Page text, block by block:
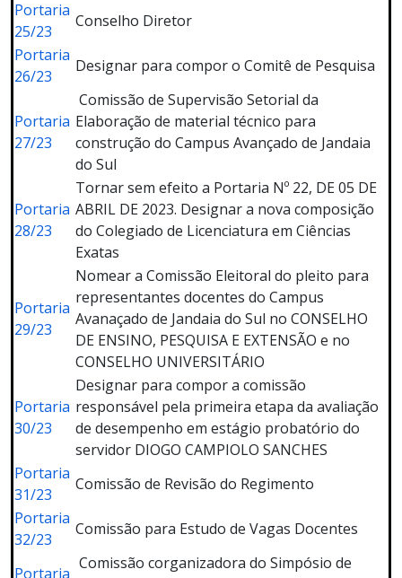
Portaria
25/23
Conselho Diretor
Portaria
26/23
Designar para compor o Comitê de Pesquisa
Portaria
27/23
Comissão de Supervisão Setorial da
Elaboração de material técnico para
construção do Campus Avançado de Jandaia
do Sul
Portaria
28/23
Tornar sem efeito a Portaria Nº 22, DE 05 DE
ABRIL DE 2023. Designar a nova composição
do Colegiado de Licenciatura em Ciências
Exatas
Portaria
29/23
Nomear a Comissão Eleitoral do pleito para
representantes docentes do Campus
Avanaçado de Jandaia do Sul no CONSELHO
DE ENSINO, PESQUISA E EXTENSÃO e no
CONSELHO UNIVERSITÁRIO
Portaria
30/23
Designar para compor a comissão
responsável pela primeira etapa da avaliação
de desempenho em estágio probatório do
servidor DIOGO CAMPIOLO SANCHES
Portaria
31/23
Comissão de Revisão do Regimento
Portaria
32/23
Comissão para Estudo de Vagas Docentes
Portaria
Comissão corganizadora do Simpósio de